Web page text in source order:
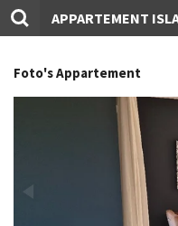
Skip
to
content
APPARTEMENT
Foto's Appartement